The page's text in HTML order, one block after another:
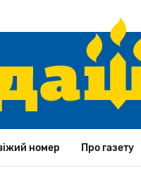
номер Про газету